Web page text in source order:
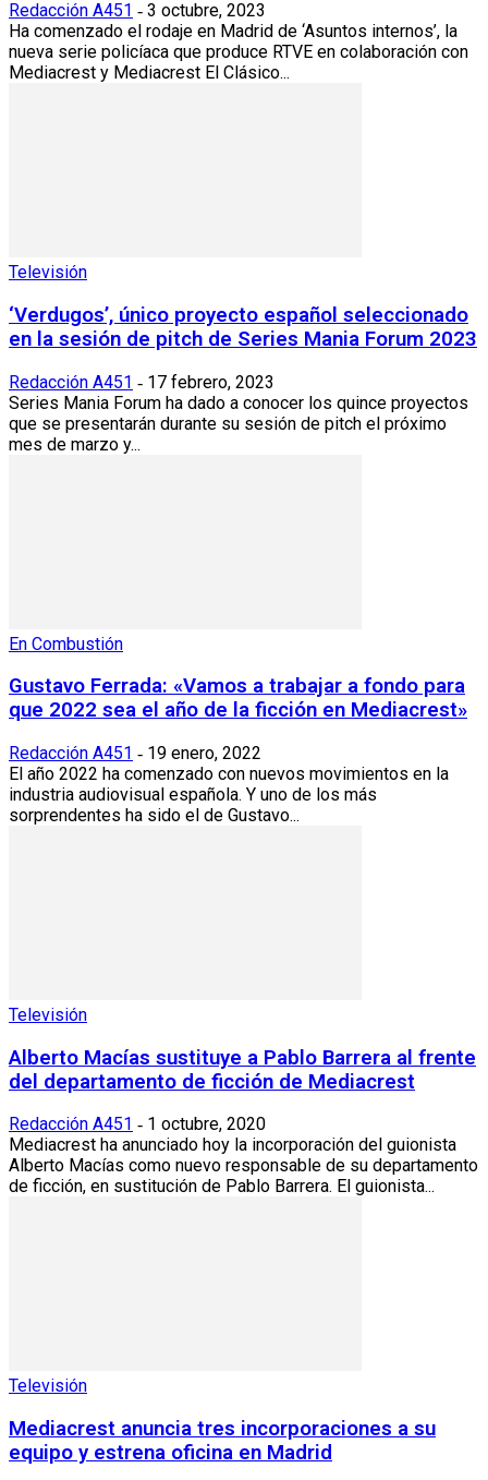
Redacción A451 - 3 octubre, 2023
Ha comenzado el rodaje en Madrid de ‘Asuntos internos’, la
nueva serie policíaca que produce RTVE en colaboración con
Mediacrest y Mediacrest El Clásico...
Televisión
‘Verdugos’, único proyecto español seleccionado
en la sesión de pitch de Series Mania Forum 2023
Redacción A451 - 17 febrero, 2023
Series Mania Forum ha dado a conocer los quince proyectos
que se presentarán durante su sesión de pitch el próximo
mes de marzo y...
En Combustión
Gustavo Ferrada: «Vamos a trabajar a fondo para
que 2022 sea el año de la ficción en Mediacrest»
Redacción A451 - 19 enero, 2022
El año 2022 ha comenzado con nuevos movimientos en la
industria audiovisual española. Y uno de los más
sorprendentes ha sido el de Gustavo...
Televisión
Alberto Macías sustituye a Pablo Barrera al frente
del departamento de ficción de Mediacrest
Redacción A451 - 1 octubre, 2020
Mediacrest ha anunciado hoy la incorporación del guionista
Alberto Macías como nuevo responsable de su departamento
de ficción, en sustitución de Pablo Barrera. El guionista...
Televisión
Mediacrest anuncia tres incorporaciones a su
equipo y estrena oficina en Madrid